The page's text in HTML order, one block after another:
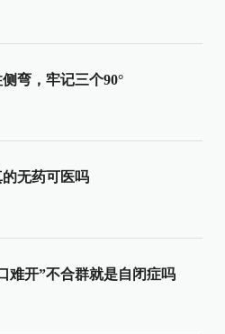
弯，牢记三个90°
的无药可医吗
难开”不合群就是自闭症吗